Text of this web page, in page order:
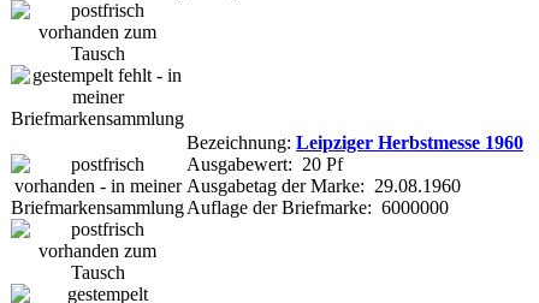
Bezeichnung: Leipziger Herbstmesse 1960
Ausgabewert: 20 Pf
Ausgabetag der Marke: 29.08.1960
Auflage der Briefmarke: 6000000